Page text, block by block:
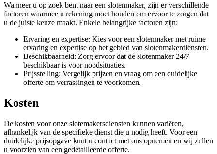
Wanneer u op zoek bent naar een slotenmaker, zijn er verschillende
factoren waarmee u rekening moet houden om ervoor te zorgen dat
u de juiste keuze maakt. Enkele belangrijke factoren zijn:
Ervaring en expertise: Kies voor een slotenmaker met ruime
ervaring en expertise op het gebied van slotenmakerdiensten.
Beschikbaarheid: Zorg ervoor dat de slotenmaker 24/7
beschikbaar is voor noodsituaties.
Prijsstelling: Vergelijk prijzen en vraag om een duidelijke
offerte om verrassingen te voorkomen.
Kosten
De kosten voor onze slotemakersdiensten kunnen variëren,
afhankelijk van de specifieke dienst die u nodig heeft. Voor een
duidelijke prijsopgave kunt u contact met ons opnemen en wij zullen
u voorzien van een gedetailleerde offerte.